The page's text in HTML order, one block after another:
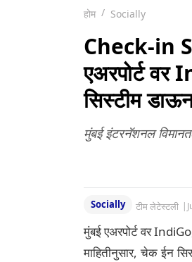
तात्पुरती बंदी
होम Socially
Check-in
एअरपोर्ट
सिस्टीम
मुंबई इंटरनॅशनल
Socially टीम लेटेस्टली |
मुंबई एअरपोर्ट वर
माहितीनुसार, चेक ईन